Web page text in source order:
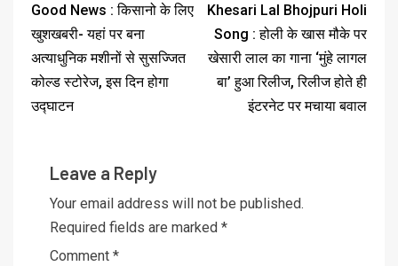
Good News : किसानो के लिए
खुशखबरी- यहां पर बना
अत्याधुनिक मशीनों से सुसज्जित
कोल्ड स्टोरेज, इस दिन होगा
उद्घाटन
Khesari Lal Bhojpuri Holi
Song : होली के खास मौके पर
खेसारी लाल का गाना ‘मुंहे लागल
बा’ हुआ रिलीज, रिलीज होते ही
इंटरनेट पर मचाया बवाल
Leave a Reply
Your email address will not be published.
Required fields are marked *
Comment *